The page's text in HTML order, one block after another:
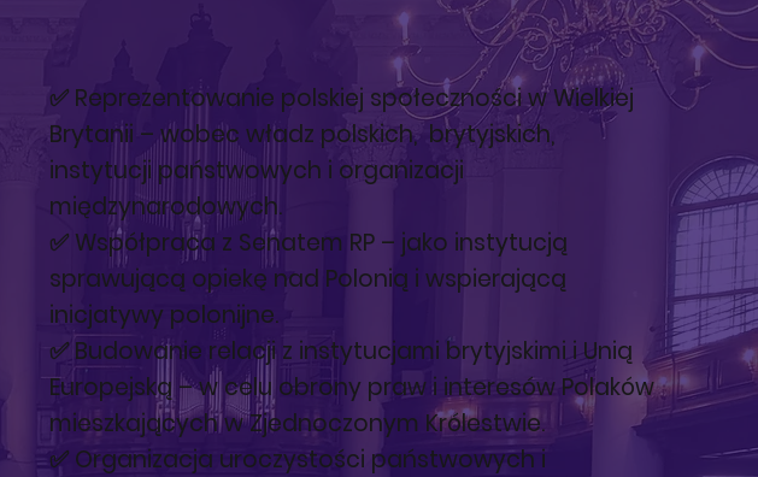
✅ Reprezentowanie polskiej społeczności w Wielkiej
Brytanii – wobec władz polskich, brytyjskich,
instytucji państwowych i organizacji
międzynarodowych.
✅ Współpraca z Senatem RP – jako instytucją
sprawującą opiekę nad Polonią i wspierającą
inicjatywy polonijne.
✅ Budowanie relacji z instytucjami brytyjskimi i Unią
Europejską – w celu obrony praw i interesów Polaków
mieszkających w Zjednoczonym Królestwie.
✅ Organizacja uroczystości państwowych i